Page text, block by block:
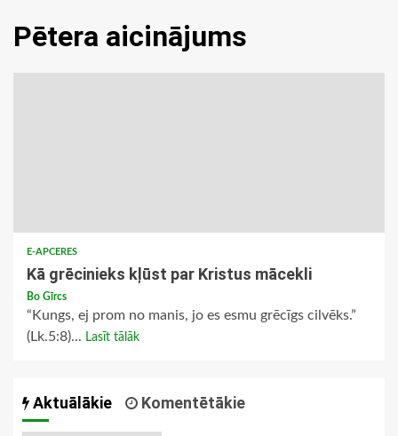
Pētera aicinājums
E-APCERES
Kā grēcinieks kļūst par Kristus mācekli
Bo Gīrcs
“Kungs, ej prom no manis, jo es esmu grēcīgs cilvēks.”
(Lk.5:8)... Lasīt tālāk
Aktuālākie Komentētākie